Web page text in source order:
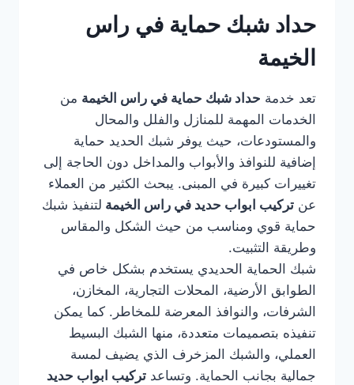
حداد شبك حماية في راس
الخيمة
تعد خدمة حداد شبك حماية في راس الخيمة من
الخدمات المهمة للمنازل والفلل والمحال
والمستودعات، حيث يوفر شبك الحديد حماية
إضافية للنوافذ والأبواب والمداخل دون الحاجة إلى
تغييرات كبيرة في المبنى. يبحث الكثير من العملاء
عن تركيب ابواب حديد في راس الخيمة لتنفيذ شبك
حماية قوي ومناسب من حيث الشكل والمقاس
وطريقة التثبيت.
شبك الحماية الحديدي يستخدم بشكل خاص في
الطوابق الأرضية، المحلات التجارية، المخازن،
الشرفات، والنوافذ المعرضة للمخاطر. كما يمكن
تنفيذه بتصميمات متعددة، منها الشبك البسيط
العملي، والشبك المزخرف الذي يضيف لمسة
جمالية بجانب الحماية. وتساعد تركيب ابواب حديد